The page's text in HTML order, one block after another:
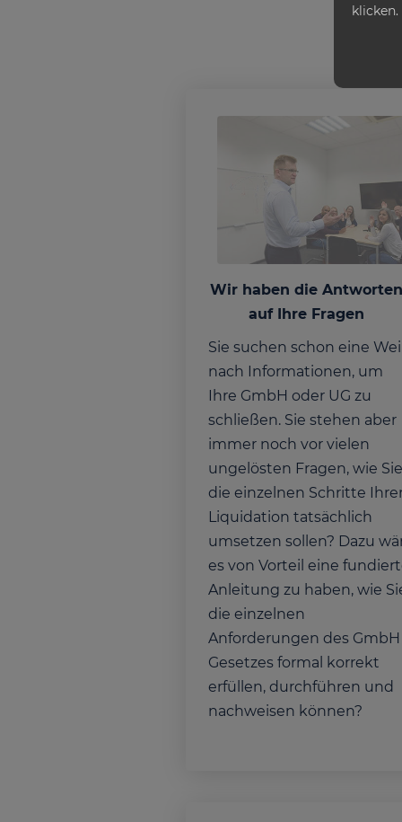
Wir haben die Antworten
auf Ihre Fragen
Sie suchen schon eine
nach Informationen, um
Ihre GmbH oder UG zu
schließen. Sie stehen aber
immer noch vor vielen
ungelösten Fragen, wie Sie
die einzelnen Schritte
Liquidation tatsächlich
umsetzen sollen? Dazu
es von Vorteil eine
Anleitung zu haben, wie
die einzelnen
Anforderungen des GmbH
Gesetzes formal korrekt
erfüllen, durchführen und
nachweisen können?
klicken.